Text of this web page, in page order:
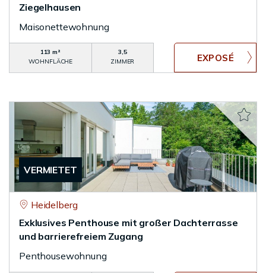
Ziegelhausen
Maisonettewohnung
113 m²
WOHNFLÄCHE
3,5
ZIMMER
VERMIETET
Heidelberg
Exklusives Penthouse mit großer Dachterrasse
und barrierefreiem Zugang
Penthousewohnung